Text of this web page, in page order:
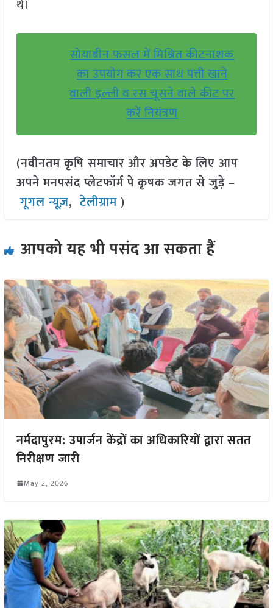
थे।
सोयाबीन फसल में मिश्रित कीटनाशक
का उपयोग कर एक साथ पत्ती खाने
वाली इल्ली व रस चूसने वाले कीट पर
करें नियंत्रण
(नवीनतम कृषि समाचार और अपडेट के लिए आप
अपने मनपसंद प्लेटफॉर्म पे कृषक जगत से जुड़े –
गूगल न्यूज़,टेलीग्राम )
आपको यह भी पसंद आ सकता हैं
नर्मदापुरम: उपार्जन केंद्रों का अधिकारियों द्वारा सतत
निरीक्षण जारी
May 2, 2026